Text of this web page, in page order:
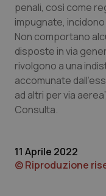
Provincia
Puglia
Sardegna
Sicilia
Umbria
Ipertensione
Malattie rare
Malattia di
Oftalmologia
penali, così come
impugnate,
Non comportano
disposte in via
rivolgono a una
accomunate
ad altri per via
Consulta.
11 Aprile 2022
© Riproduzione